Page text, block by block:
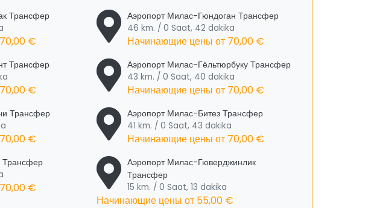
Трансфер
70,00 €
Аэропорт Милас-Гюндоган Трансфер
46 km. / 0 Saat, 42 dakika
Начинающие цены от 70,00 €
Трансфер
70,00 €
Аэропорт Милас-Гёльтюрбуку Трансфер
43 km. / 0 Saat, 40 dakika
Начинающие цены от 70,00 €
Трансфер
70,00 €
Аэропорт Милас-Битез Трансфер
41 km. / 0 Saat, 43 dakika
Начинающие цены от 70,00 €
70,00 €
Аэропорт Милас-Гюверджинлик
Трансфер
15 km. / 0 Saat, 13 dakika
Начинающие цены от 55,00 €